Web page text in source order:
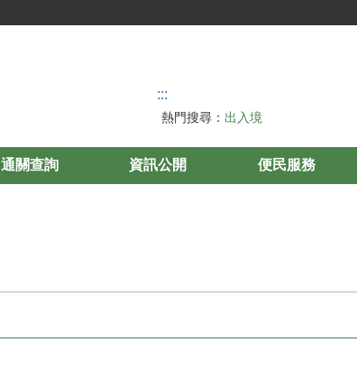
:::
熱門搜尋： 出入境
通關查詢 資訊公開 便民服務